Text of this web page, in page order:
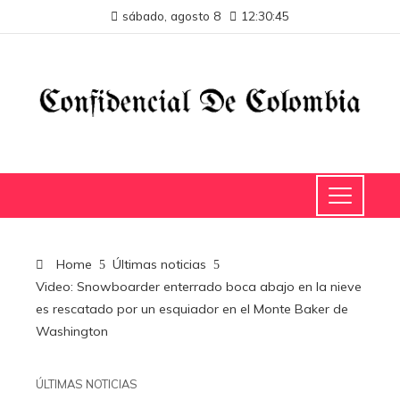
sábado, agosto 8 12:30:45
Home
Últimas noticias
Video: Snowboarder enterrado boca abajo en la nieve
es rescatado por un esquiador en el Monte Baker de
Washington
ÚLTIMAS NOTICIAS